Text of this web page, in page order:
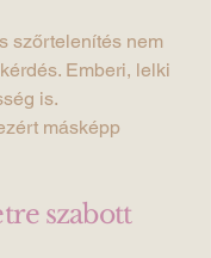
szőrtelenítés nem
Emberi, lelki
is.
másképp
szabott